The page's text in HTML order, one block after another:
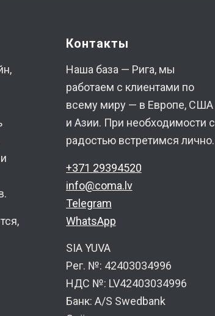
Контакты
Наша база — Рига, мы
работаем с клиентами по
всему миру — в Европе, США
и Азии. При необходимости с
радостью встретимся лично.
+371 29394520
info@coma.lv
Telegram
WhatsApp
SIA YUVA
Рег. №: 42403034996
НДС №: LV42403034996
Банк: A/S Swedbank